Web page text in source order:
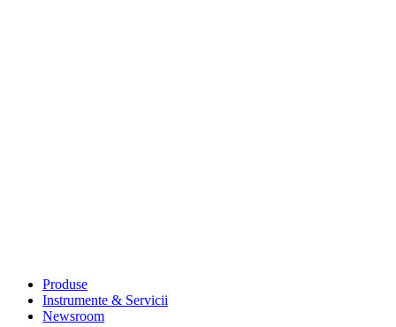
Produse
Instrumente & Servicii
Newsroom